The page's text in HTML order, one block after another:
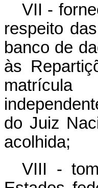
VII -
respeito
banco de
às
do Juiz
acolhida;
VIII -